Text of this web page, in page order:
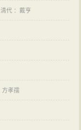
清代 ：戴亨
方孝孺